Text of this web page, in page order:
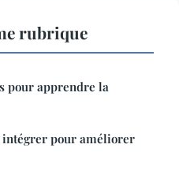
rubrique
pour apprendre la
pour améliorer